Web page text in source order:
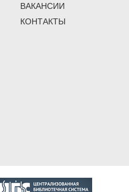
ВАКАНСИИ
КОНТАКТЫ